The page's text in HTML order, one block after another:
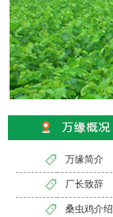
万缘简介
厂长致辞
桑虫鸡介绍